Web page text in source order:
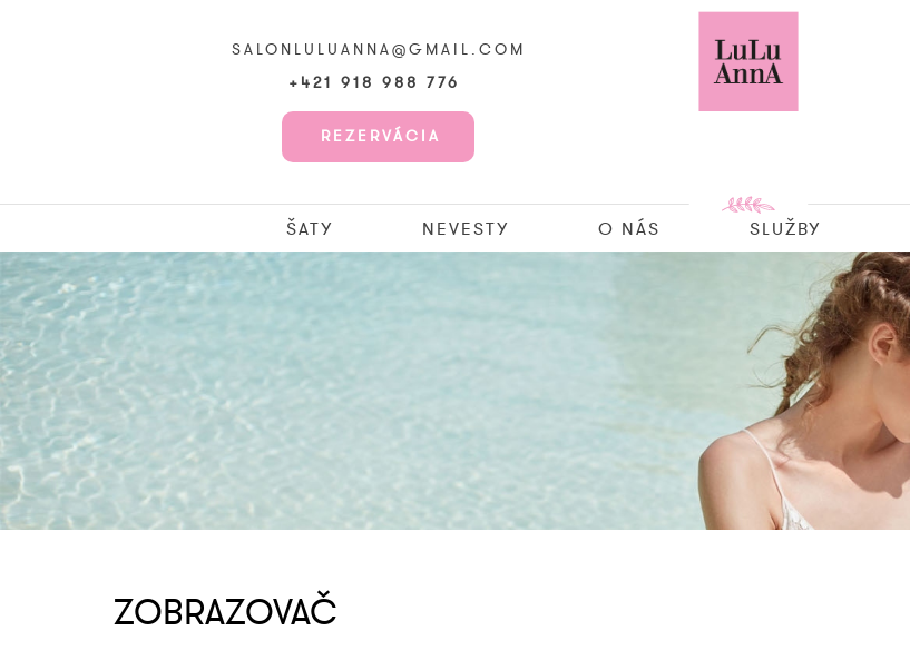
SALONLULUANNA@GMAIL.COM
+421 918 988 776
REZERVÁCIA
ŠATY NEVESTY O NÁS SLUŽBY
ZOBRAZOVAČ